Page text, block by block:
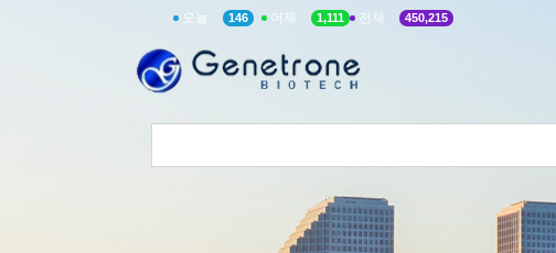
오늘 146 어제 1,111 전체 450,215